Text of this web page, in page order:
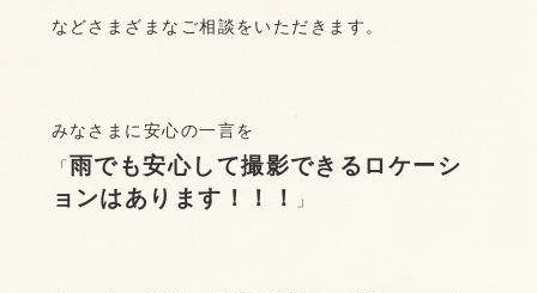
などさまざまなご相談をいただきます。
みなさまに安心の一言を
「雨でも安心して撮影できるロケーシ
ョンはあります！！！
」